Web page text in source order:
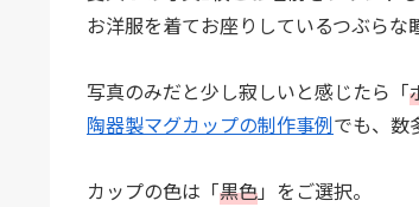
お洋服を着てお座りしているつぶら
写真のみだと少し寂しいと感じたら「
陶器製マグカップの制作事例でも、数
カップの色は「黒色」をご選択。